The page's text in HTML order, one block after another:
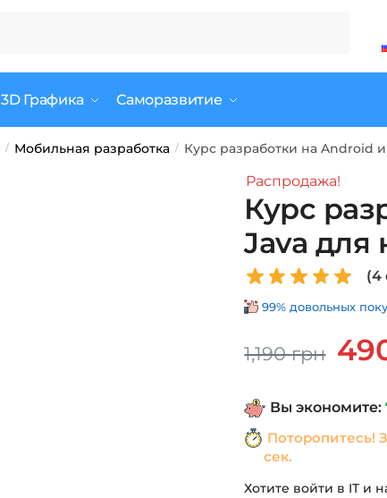
3D Графика Саморазвитие
/ Мобильная разработка / Курс разработки на Android
Распродажа!
Курс
Java
(4
99% довольных
1,190грн
цена
1,190
Вы экономите:
Поторопитесь!
сек.
Хотите войти в IT и